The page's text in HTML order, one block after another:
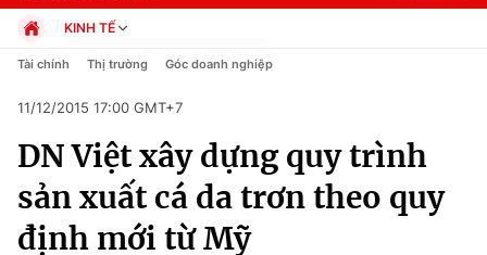
Chuyên mục
Chính trị
Xã hội
KINH TẾ
Chính trị
Pháp luật
Kinh tế
Thể thao
Truyền hình
Văn hóa - Giải trí
Tài chính Thị trường Góc doanh nghiệp
11/12/2015 17:00 GMT+7
DN Việt xây dựng quy trình
sản xuất cá da trơn theo quy
định mới từ Mỹ